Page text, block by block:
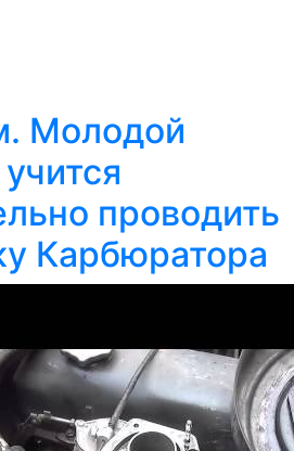
Молодой
проводить
Карбюратора